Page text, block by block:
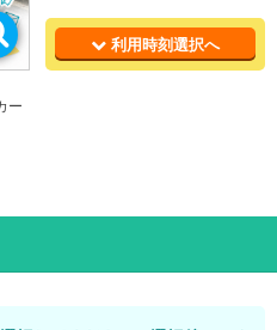
利用時刻選択へ
ー